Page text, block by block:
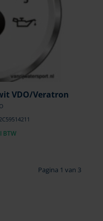
VDO/Veratron
BTW
Pagina 1 van 3